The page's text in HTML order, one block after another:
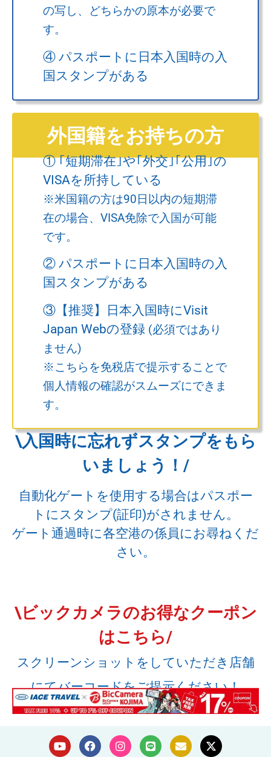
の写し、どちらかの原本が必要で
す。
④ パスポートに日本入国時の入
国スタンプがある
外国籍をお持ちの方
① ｢短期滞在｣や｢外交｣｢公用｣の
VISAを所持している
※米国籍の方は90日以内の短期滞
在の場合、VISA免除で入国が可能
です。
② パスポートに日本入国時の入
国スタンプがある
③【推奨】日本入国時にVisit
Japan Webの登録 (必須ではあり
ません)
※こちらを免税店で提示することで
個人情報の確認がスムーズにできま
す。
\入国時に忘れずスタンプをもら
いましょう！/
自動化ゲートを使用する場合はパスポー
トにスタンプ(証印)がされません。
ゲート通過時に各空港の係員にお尋ねくだ
さい。
\ビックカメラのお得なクーポン
はこちら/
スクリーンショットをしていただき店舗
にてバーコードをご提示ください！